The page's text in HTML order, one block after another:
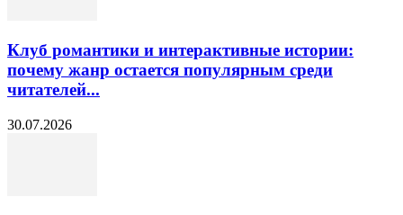
Клуб романтики и интерактивные истории:
почему жанр остается популярным среди
читателей...
30.07.2026